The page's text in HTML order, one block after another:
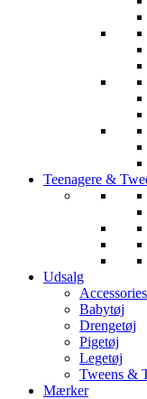
Teenagere &
Udsalg
Accessories
Babytøj
Drengetøj
Pigetøj
Legetøj
Tweens &
Mærker